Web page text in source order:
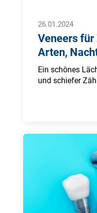
26.01.2024
Veneers für
Arten,
Ein schönes
und schiefer
doch diese
Veneers.